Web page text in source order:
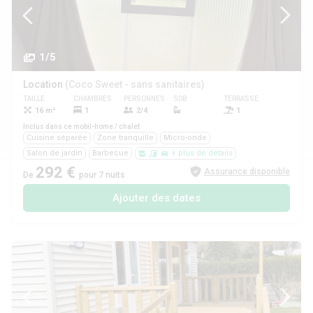
1/5
Location (Coco Sweet - sans sanitaires)
TAILLE
16 m²
CHAMBRES
1
PERSONNES
2/4
SDB TERRASSE
1
Inclus dans ce mobil-home / chalet
Cuisine séparée Zone tranquille
Micro-onde
Salon de jardin
Barbecue + plus de détails
De 292 € pour 7 nuits Assurance disponible
Ajouter des dates